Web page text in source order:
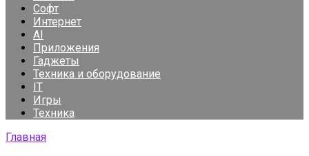
Софт
Интернет
AI
Приложения
Гаджеты
Техника и оборудование
IT
Игры
Техника
Главная